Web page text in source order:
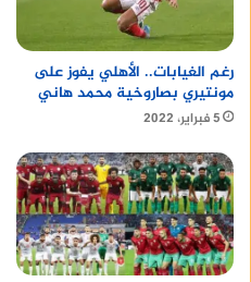
رغم الغيابات.. الأهلي يفوز على
مونتيري بصاروخية محمد هاني
5 فبراير، 2022